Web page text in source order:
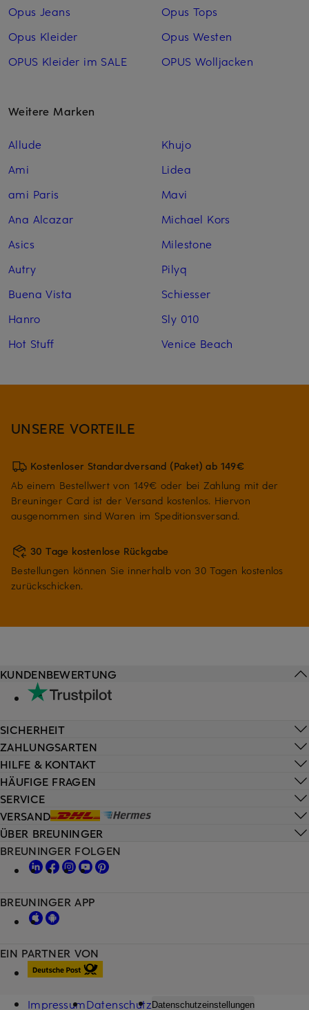
Opus Jeans
Opus Kleider
OPUS Kleider im SALE
Opus Tops
Opus Westen
OPUS Woll­jacken
Weitere Marken
Allude
Ami
ami Paris
Ana Alcazar
Asics
Autry
Buena Vista
Hanro
Hot Stuff
Khujo
Lidea
Mavi
Michael Kors
Milestone
Pilyq
Schiesser
Sly 010
Venice Beach
UNSERE VORTEILE
Kostenloser Standardversand (Paket) ab 149€
Ab einem Bestellwert von 149€ oder bei Zahlung mit der
Breuninger Card ist der Versand kostenlos. Hiervon
ausgenommen sind Waren im Speditionsversand.
30 Tage kostenlose Rückgabe
Bestellungen können Sie innerhalb von 30 Tagen kostenlos
zurückschicken.
HILFE & KONTAKT
HÄUFIGE FRAGEN
SERVICE
VERSAND
KUNDENBEWERTUNG
SICHERHEIT
ZAHLUNGSARTEN
ÜBER BREUNINGER
EIN PARTNER VON
BREUNINGER FOLGEN
BREUNINGER APP
ImpressumDatenschutzDatenschutzeinstellungen